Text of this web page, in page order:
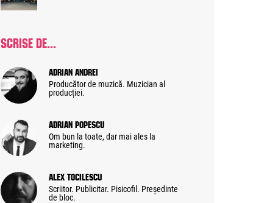
SCRISE DE...
Adrian Andrei
Producător de muzică. Muzician al
producției.
Adrian Popescu
Om bun la toate, dar mai ales la
marketing.
Alex Tocilescu
Scriitor. Publicitar. Pisicofil. Președinte
de bloc.